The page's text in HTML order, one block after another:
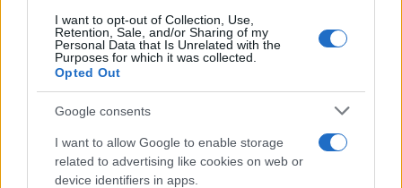
I want to opt-out of Collection, Use,
Retention, Sale, and/or Sharing of my
Personal Data that Is Unrelated with the
Purposes for which it was collected.
Opted Out
Google consents
I want to allow Google to enable storage
related to advertising like cookies on web or
device identifiers in apps.